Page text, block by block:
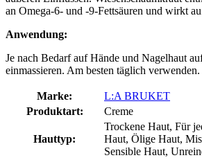
an Omega-6- und -9-Fettsäuren und wirkt
Anwendung:
Je nach Bedarf auf Hände und Nagelhaut
einmassieren. Am besten täglich verwenden.
Marke:
L:A BRUKET
Produktart:
Creme
Hauttyp:
Trockene Haut, Für
Haut, Ölige Haut,
Sensible Haut,